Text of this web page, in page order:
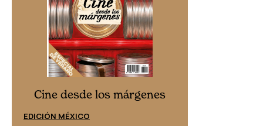
Cine desde los márgenes
EDICIÓN MÉXICO